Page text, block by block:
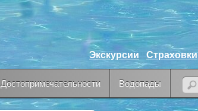
Экскурсии Страховки
Достопримечательности Водопады